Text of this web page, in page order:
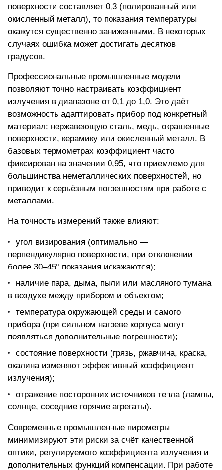
поверхности составляет 0,3 (полированный или
окисленный металл), то показания температуры
окажутся существенно заниженными. В некоторых
случаях ошибка может достигать десятков
градусов.
Профессиональные промышленные модели
позволяют точно настраивать коэффициент
излучения в диапазоне от 0,1 до 1,0. Это даёт
возможность адаптировать прибор под конкретный
материал: нержавеющую сталь, медь, окрашенные
поверхности, керамику или окисленный металл. В
базовых термометрах коэффициент часто
фиксирован на значении 0,95, что приемлемо для
большинства неметаллических поверхностей, но
приводит к серьёзным погрешностям при работе с
металлами.
На точность измерений также влияют:
угол визирования (оптимально —
перпендикулярно поверхности, при отклонении
более 30–45° показания искажаются);
наличие пара, дыма, пыли или масляного тумана
в воздухе между прибором и объектом;
температура окружающей среды и самого
прибора (при сильном нагреве корпуса могут
появляться дополнительные погрешности);
состояние поверхности (грязь, ржавчина, краска,
окалина изменяют эффективный коэффициент
излучения);
отражение посторонних источников тепла (лампы,
солнце, соседние горячие агрегаты).
Современные промышленные пирометры
минимизируют эти риски за счёт качественной
оптики, регулируемого коэффициента излучения и
дополнительных функций компенсации. При работе